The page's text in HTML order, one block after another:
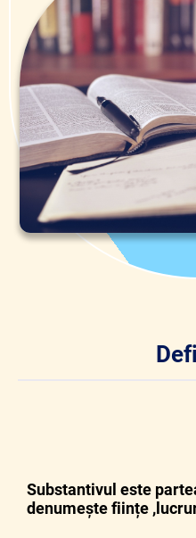
Substantivul este
denumește ființe